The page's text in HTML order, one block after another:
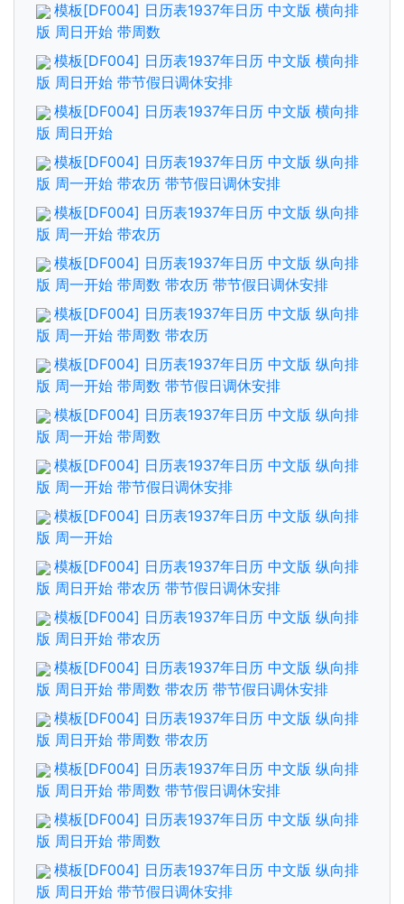
模板[DF004] 日历表1937年日历 中文版 横向排
版 周日开始 带周数
模板[DF004] 日历表1937年日历 中文版 横向排
版 周日开始 带节假日调休安排
模板[DF004] 日历表1937年日历 中文版 横向排
版 周日开始
模板[DF004] 日历表1937年日历 中文版 纵向排
版 周一开始 带农历 带节假日调休安排
模板[DF004] 日历表1937年日历 中文版 纵向排
版 周一开始 带农历
模板[DF004] 日历表1937年日历 中文版 纵向排
版 周一开始 带周数 带农历 带节假日调休安排
模板[DF004] 日历表1937年日历 中文版 纵向排
版 周一开始 带周数 带农历
模板[DF004] 日历表1937年日历 中文版 纵向排
版 周一开始 带周数 带节假日调休安排
模板[DF004] 日历表1937年日历 中文版 纵向排
版 周一开始 带周数
模板[DF004] 日历表1937年日历 中文版 纵向排
版 周一开始 带节假日调休安排
模板[DF004] 日历表1937年日历 中文版 纵向排
版 周一开始
模板[DF004] 日历表1937年日历 中文版 纵向排
版 周日开始 带农历 带节假日调休安排
模板[DF004] 日历表1937年日历 中文版 纵向排
版 周日开始 带农历
模板[DF004] 日历表1937年日历 中文版 纵向排
版 周日开始 带周数 带农历 带节假日调休安排
模板[DF004] 日历表1937年日历 中文版 纵向排
版 周日开始 带周数 带农历
模板[DF004] 日历表1937年日历 中文版 纵向排
版 周日开始 带周数 带节假日调休安排
模板[DF004] 日历表1937年日历 中文版 纵向排
版 周日开始 带周数
模板[DF004] 日历表1937年日历 中文版 纵向排
版 周日开始 带节假日调休安排